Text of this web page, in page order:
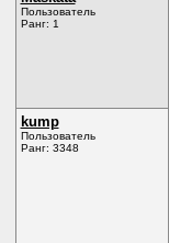
Пользователь
Ранг: 1
kump
Пользователь
Ранг: 3348